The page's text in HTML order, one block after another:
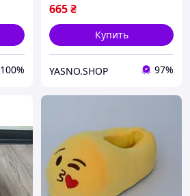
100%
665₴
Купить
YASNO.SHOP 97%